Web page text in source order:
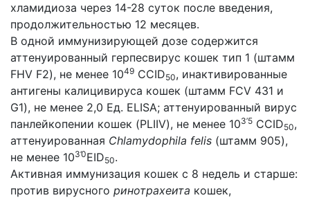
хламидиоза через 14-28 суток после введения,
продолжительностью 12 месяцев.
В одной иммунизирующей дозе содержится
аттенуированный герпесвирус кошек тип 1 (штамм
FHV F2), не менее 1049 CCID50, инактивированные
антигены калицивируса кошек (штамм FCV 431 и
G1), не менее 2,0 Ед. ELISA; аттенуированный вирус
панлейкопении кошек (PLIIV), не менее 103’5 CCID50,
аттенуированная Chlamydophila felis (штамм 905),
не менее 103’0EID50.
Активная иммунизация кошек с 8 недель и старше:
против вирусного ринотрахеита кошек,